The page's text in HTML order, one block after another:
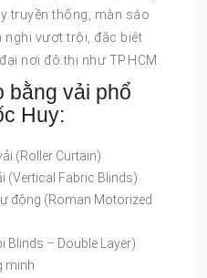
truyền thống, màn sáo
nghi vượt trội, đặc biệt
nơi đô thị như TP.HCM.
bằng vải phổ
Huy:
(Roller Curtain)
(Vertical Fabric Blinds)
động (Roman Motorized
Blinds – Double Layer)
minh